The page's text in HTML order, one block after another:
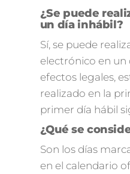
¿Se puede
un día inhábil?
Sí, se puede
electrónico en un
efectos legales,
realizado en la
primer día hábil
¿Qué se
Son los días
en el calendario